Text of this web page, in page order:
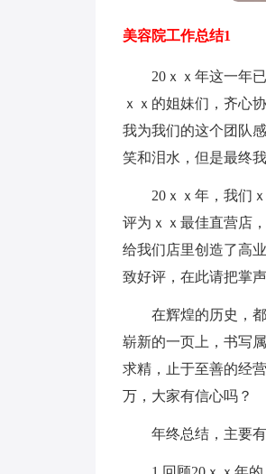
美容院工作总结1
20ｘｘ年这一年已
ｘｘ的姐妹们，齐心
我为我们的这个团队
笑和泪水，但是最终
20ｘｘ年，我们ｘ
评为ｘｘ最佳直营店
给我们店里创造了高
致好评，在此请把掌
在辉煌的历史，都
崭新的一页上，书写
求精，止于至善的经
万，大家有信心吗？
年终总结，主要有